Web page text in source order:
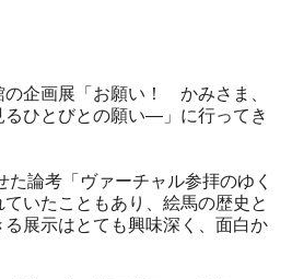
の企画展「お願い！ かみさま、
ひとびとの願い―」に行ってき
た論考「ヴァーチャル参拝のゆく
いたこともあり、絵馬の歴史と
展示はとても興味深く、面白か